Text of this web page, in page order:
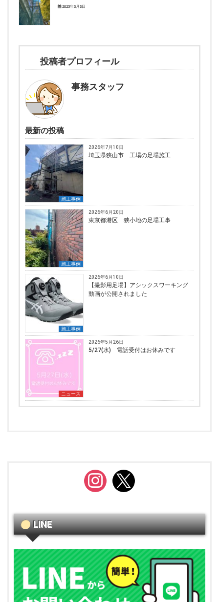
2025年3月3日
投稿者プロフィール
事務スタッフ
最新の投稿
施工事例
2026年7月10日
埼玉県狭山市 工場の足場施工
施工事例
2026年6月20日
東京都港区 狭小地の足場工事
施工事例
2026年6月10日
【撮影用足場】アシックスワーキング
動画が公開されました
ニュース
2026年5月26日
5/27(水) 電話受付はお休みです
instagram
x
LINE